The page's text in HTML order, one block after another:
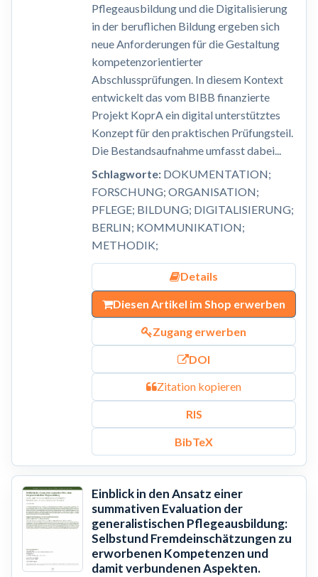
Pflegeausbildung und die Digitalisierung
in der beruflichen Bildung ergeben sich
neue Anforderungen für die Gestaltung
kompetenzorientierter
Abschlussprüfungen. In diesem Kontext
entwickelt das vom BIBB finanzierte
Projekt KoprA ein digital unterstütztes
Konzept für den praktischen Prüfungsteil.
Die Bestandsaufnahme umfasst dabei...
Schlagworte:DOKUMENTATION;
FORSCHUNG; ORGANISATION;
PFLEGE; BILDUNG; DIGITALISIERUNG;
BERLIN; KOMMUNIKATION;
METHODIK;
Details
Diesen Artikel im Shop erwerben
Zugang erwerben
DOI
Zitation kopieren
RIS
BibTeX
Einblick in den Ansatz einer
summativen Evaluation der
generalistischen Pflegeausbildung:
Selbstund Fremdeinschätzungen zu
erworbenen Kompetenzen und
damit verbundenen Aspekten.